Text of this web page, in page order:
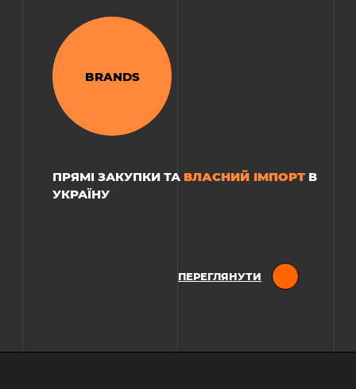
РЕСТОРАН «TRI:»
BRANDS
ПРЯМІ ЗАКУПКИ ТА ВЛАСНИЙ ІМПОРТ В
УКРАЇНУ
ПЕРЕГЛЯНУТИ